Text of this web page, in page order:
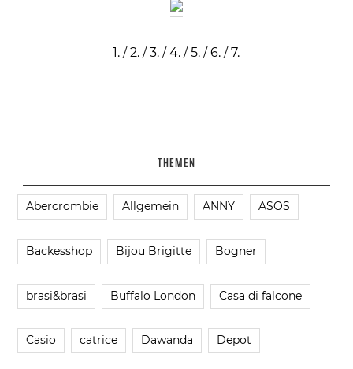
1. /2. /3. /4. /5. /6. /7.
THEMEN
Abercrombie Allgemein ANNY ASOS
Backesshop Bijou Brigitte Bogner
brasi&brasi Buffalo London Casa di falcone
Casio catrice Dawanda Depot